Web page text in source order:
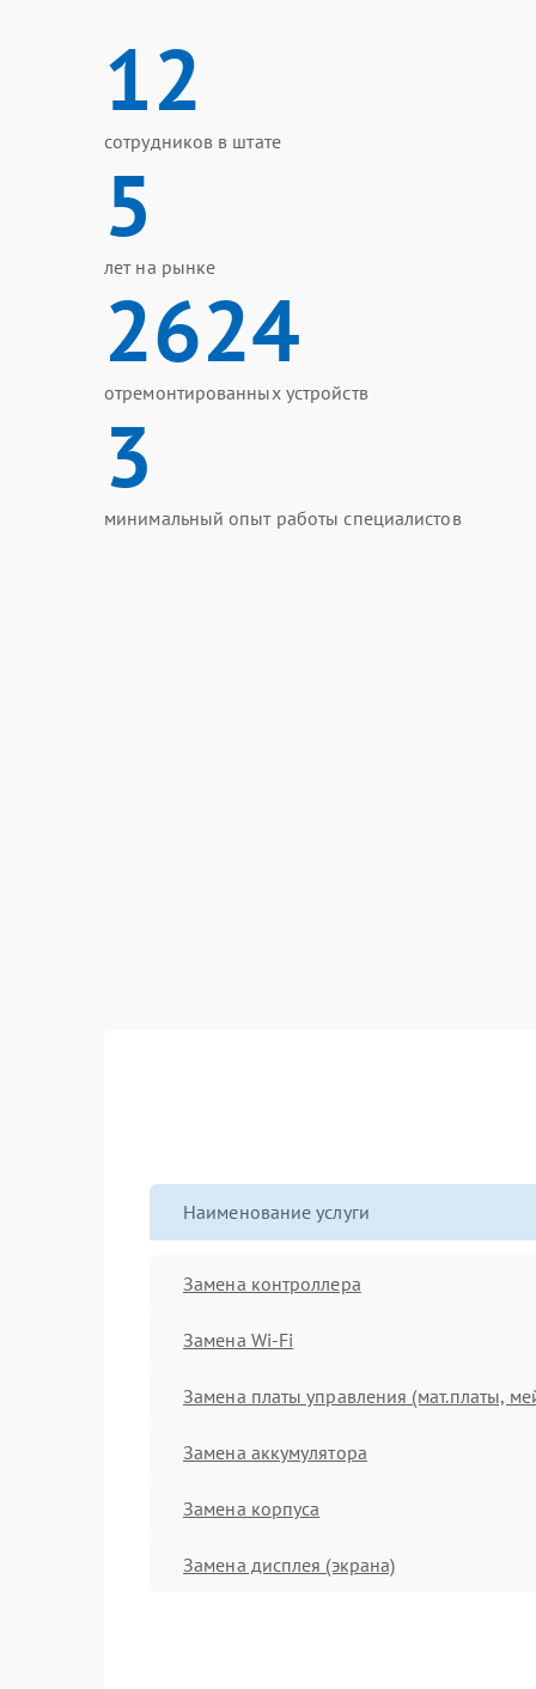
12
сотрудников в штате
5
лет на рынке
2624
отремонтированных устройств
3
минимальный опыт работы специалистов
Наименование услуги
Замена контроллера
Замена Wi-Fi
Замена платы управления (мат.платы,
Замена аккумулятора
Замена корпуса
Замена дисплея (экрана)